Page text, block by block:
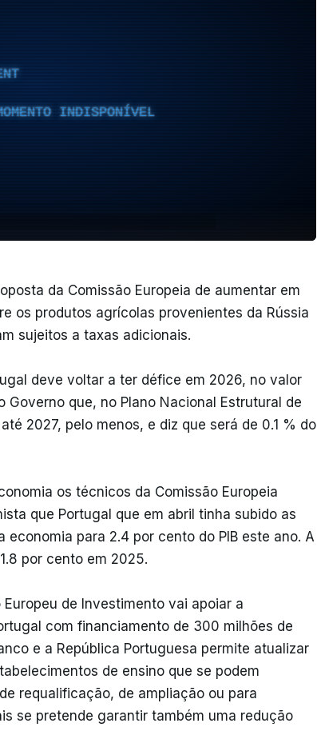
INDISPONÍVEL
da Comissão Europeia de aumentar em
os produtos agrícolas provenientes da Rússia
sujeitos a taxas adicionais.
deve voltar a ter défice em 2026, no valor
Governo que, no Plano Nacional Estrutural de
2027, pelo menos, e diz que será de 0.1 % do
os técnicos da Comissão Europeia
que Portugal que em abril tinha subido as
para 2.4 por cento do PIB este ano. A
por cento em 2025.
de Investimento vai apoiar a
com financiamento de 300 milhões de
e a República Portuguesa permite atualizar
de ensino que se podem
requalificação, de ampliação ou para
se pretende garantir também uma redução